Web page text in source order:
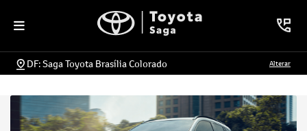
DF: Saga Toyota Brasília Colorado Alterar